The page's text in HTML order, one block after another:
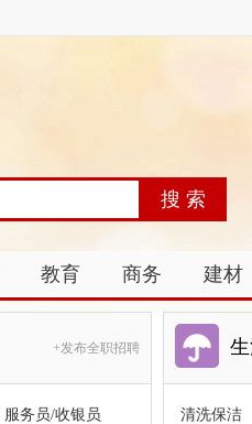
教育 商务 建材
+发布全职招聘
服务员/收银员 清洗保洁